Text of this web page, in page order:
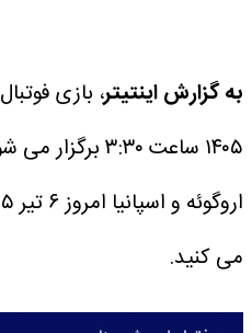
به گزارش اینتیتر
۱۴۰۵ ساعت ۳:۳۰ برگزار می شود.
اروگوئه و اسپانیا امروز ۶ تیر ۱۴۰۵ را در این
می کنید.